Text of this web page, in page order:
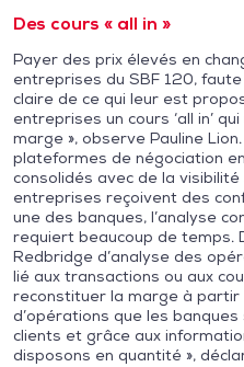
Des cours « all in »
Payer des prix élevés en
entreprises du SBF 120,
claire de ce qui leur est
entreprises un cours ‘all in’
marge », observe Pauline
plateformes de négociation
consolidés avec de la
entreprises reçoivent des
une des banques, l’analyse
requiert beaucoup de temps.
Redbridge d’analyse des
lié aux transactions ou aux
reconstituer la marge à partir
d’opérations que les
clients et grâce aux
disposons en quantité »,